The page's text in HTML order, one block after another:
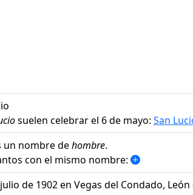
suelen celebrar el 6 de mayo: San
un nombre dehombre.
con el mismo nombre:
julio de 1902 en Vegas del Condado,